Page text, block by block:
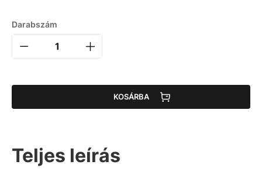
Darabszám
KOSÁRBA
Teljes leírás